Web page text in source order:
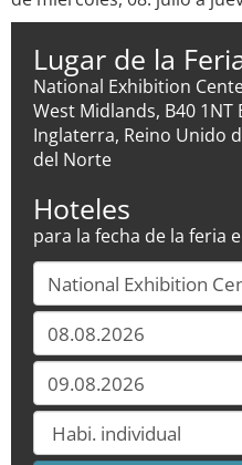
Lugar de la
National Exhibition
West Midlands, B40
Inglaterra, Reino Unido
del Norte
Hoteles
para la fecha de la feria